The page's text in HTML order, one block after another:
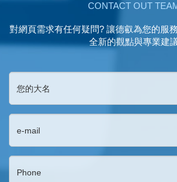
CONTACT OUT
對網頁需求有任何疑問? 讓德叡為您的服
全新的觀點與專業建